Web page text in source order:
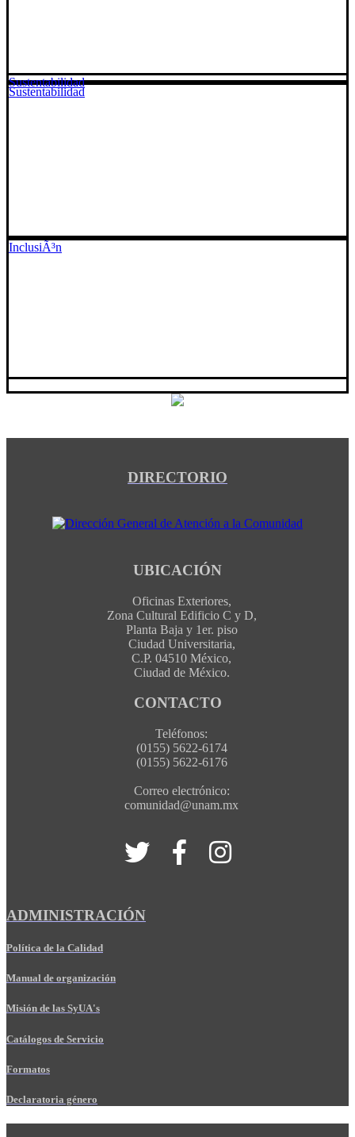
Sustentabilidad
InclusiÃ³n
Sustentabilidad
DIRECTORIO
UBICACIÓN
Oficinas Exteriores,
Zona Cultural Edificio C y D,
Planta Baja y 1er. piso
Ciudad Universitaria,
C.P. 04510 México,
Ciudad de México.
CONTACTO
Teléfonos:
(0155) 5622-6174
(0155) 5622-6176
Correo electrónico:
comunidad@unam.mx
ADMINISTRACIÓN
Política de la Calidad
Manual de organización
Misión de las SyUA's
Catálogos de Servicio
Formatos
Declaratoria género